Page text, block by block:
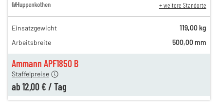
Ammann APF1850 B
40,00 €
21,00 €
Staffelpreise
ab 12,00 € / Tag
+ weitere Standorte
Einsatzgewicht
119,00 kg
Arbeitsbreite
500,00 mm